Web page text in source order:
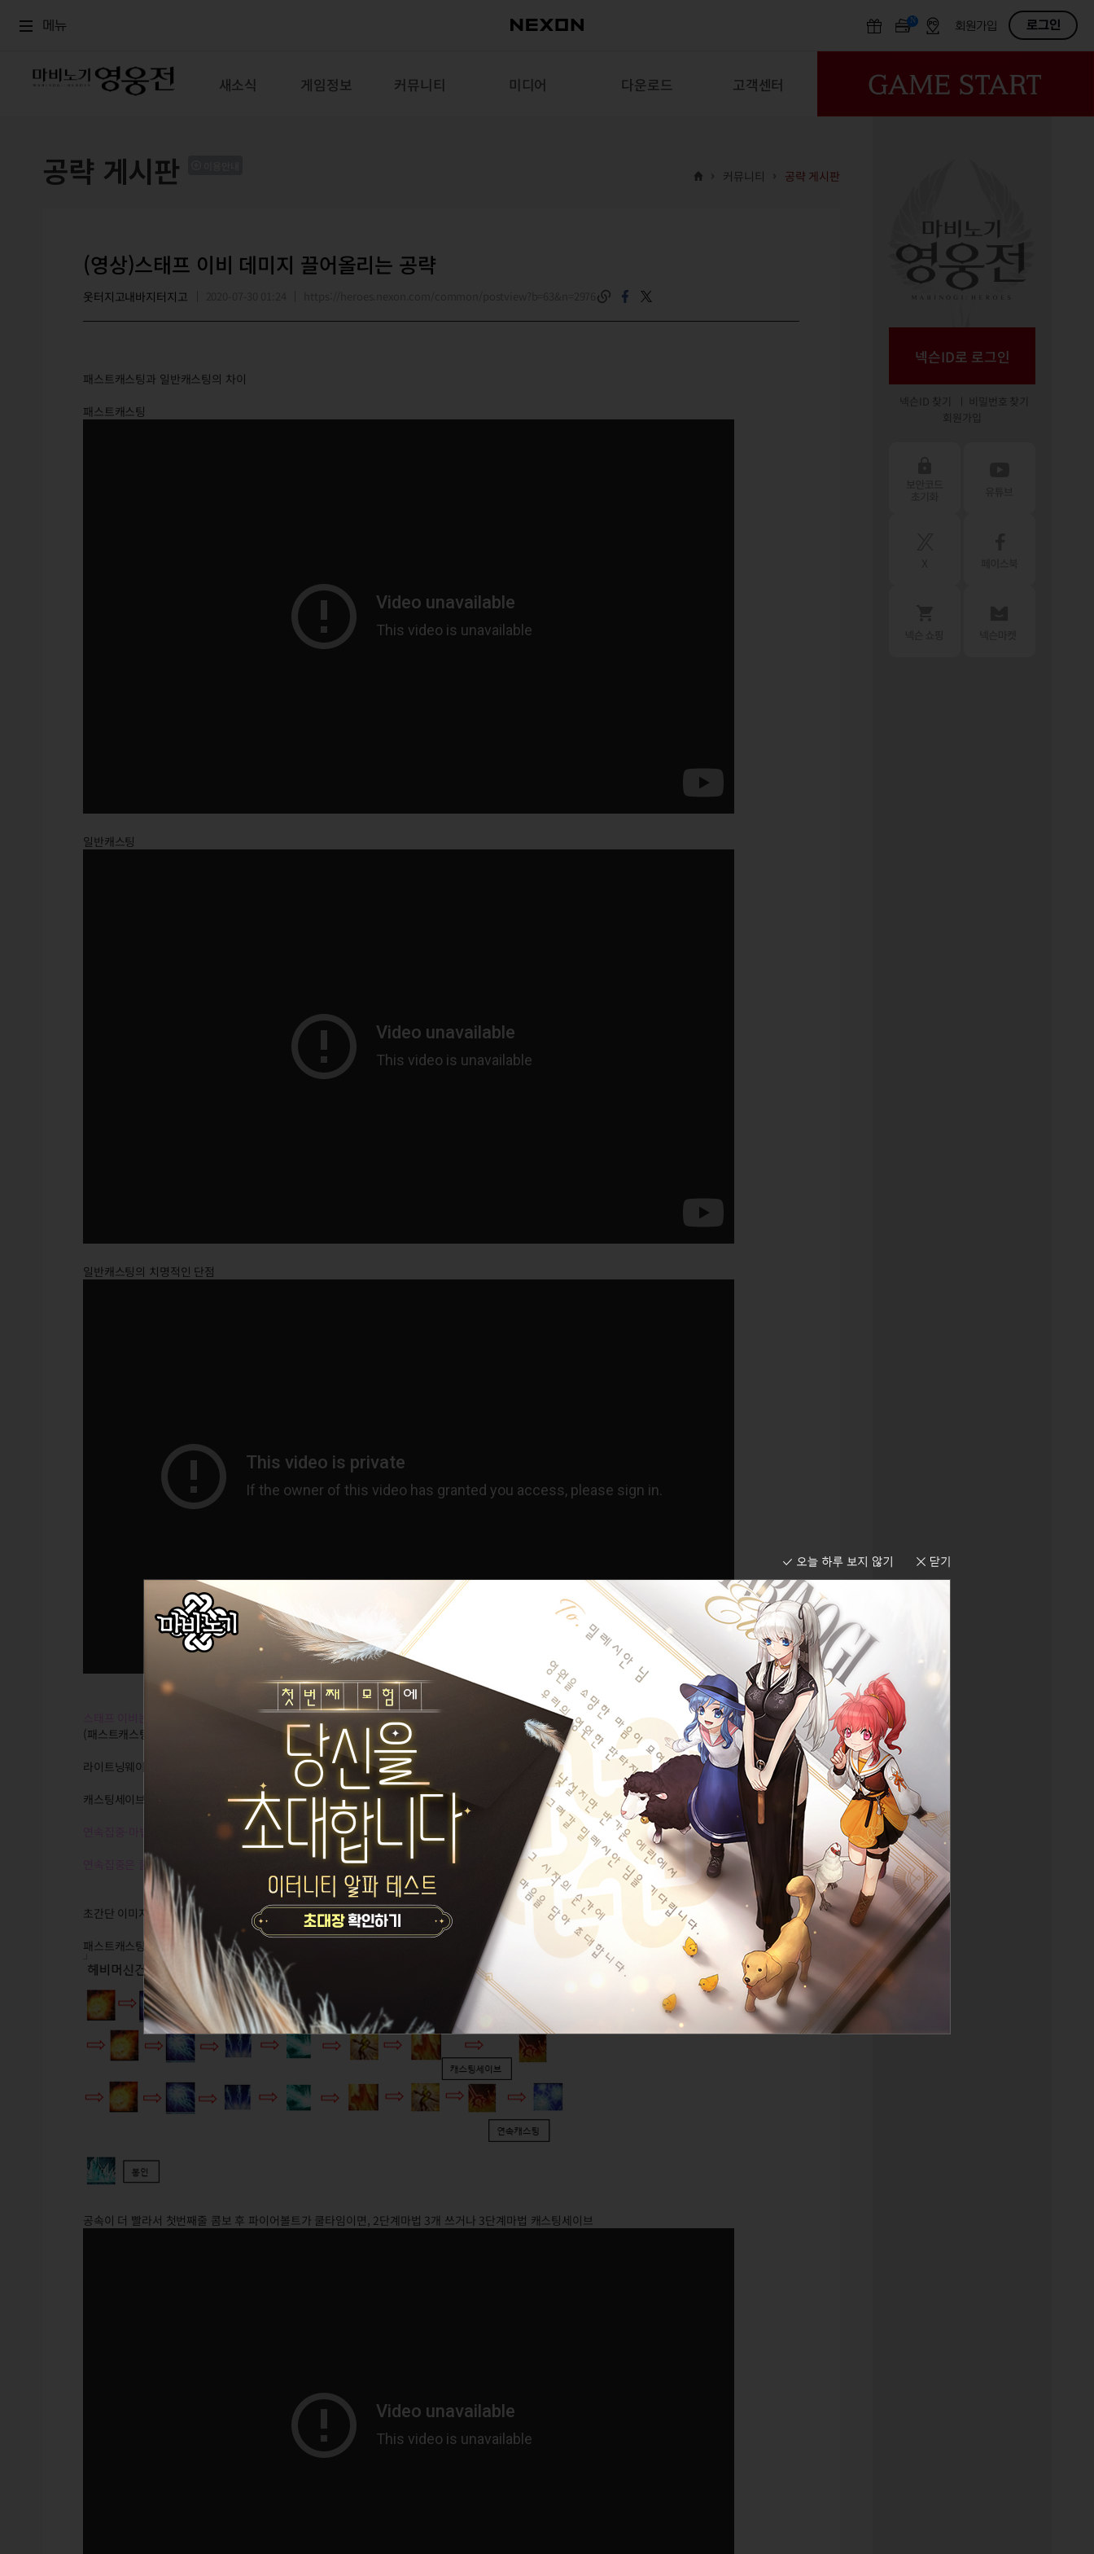
메뉴 N OFF회원가입 로그인
새소식 게임정보 커뮤니티 미디어 다운로드 고객센터
공략 게시판 커뮤니티 공략 게시판
(영상)스태프 이비 데미지 끌어올리는 공략
옷터지고내바지터지고
패스트캐스팅과 일반캐스팅의 차이
패스트캐스팅
일반캐스팅
일반캐스팅의 치명적인 단점
스태프 이비는 집중하는 캐릭터가 아님. 모든 마법이 0.5초내로 시전돼지 않으면 피격당하거나 딜량이 낮아짐.
(패스트캐스팅 사용법은 마영전 인벤 이비게시판 검색,)
라이트닝웨이브, 아이스스피어는 앞으로 전진하는 이동기로 사용 가능
캐스팅세이브 스킬은 모션캔슬로 사용가능
연속집중-마법시전은 같은 단계의 스킬 쿨타임을 줄여줌
연속집중은 쿨타임마다 누르고 방향키 캔슬로 원하는 집중단계 마법 자유자재로 쓸 수 잇어야 함.
초간단 이미지 파일로 시각적 효과를 노려봄
패스트캐스팅을 쓸 줄 안다는 가정하에, 마법을 쉬지않고 난사하는 스킬콤보
공속이 더 빨라서 첫번째줄 콤보 후 파이어볼트가 쿨타임이면, 2단계마법 3개 쓰거나 3단계마법 캐스팅세이브
넥슨ID로 로그인
넥슨ID 찾기
비밀번호 찾기
회원가입